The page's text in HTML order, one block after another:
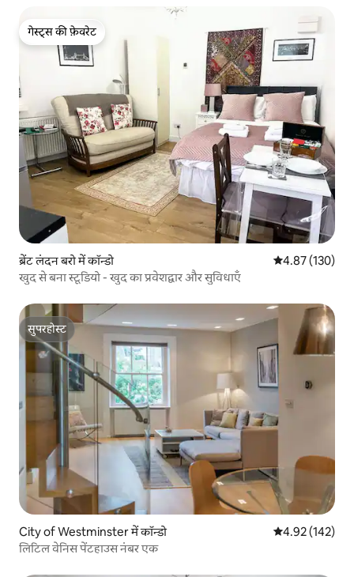
गेस्ट्स की फ़ेवरेट
गेस्ट्स की फ़ेवरेट
ब्रेंट लंदन बरो में कॉन्डो औसत रेटिंग 5 में से
4.87 (130)
खुद से बना स्टूडियो - खुद का प्रवेशद्वार और सुविधाएँ
सुपरहोस्ट
सुपरहोस्ट
City of Westminster में कॉन्डो औसत रेटिंग 5 में से
4.92 (142)
लिटिल वेनिस पेंटहाउस नंबर एक